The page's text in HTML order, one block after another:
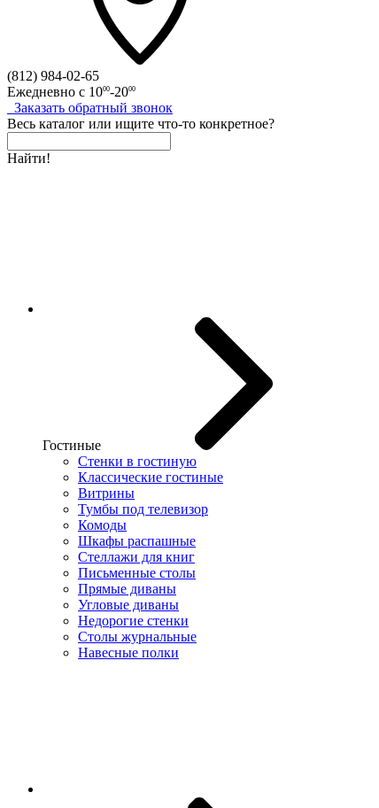
(812) 984-02-65
Ежедневно с 1000-2000
Заказать обратный звонок
Весь каталог или ищите что-то конкретное?
Найти!
Гостиные
Стенки в гостиную
Классические гостиные
Витрины
Тумбы под телевизор
Комоды
Шкафы распашные
Стеллажи для книг
Письменные столы
Прямые диваны
Угловые диваны
Недорогие стенки
Столы журнальные
Навесные полки